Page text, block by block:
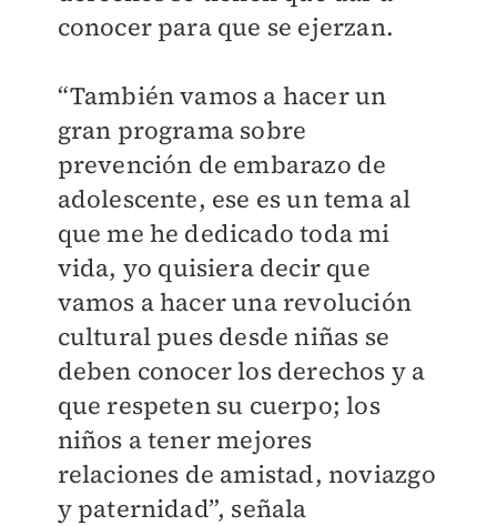
conocer para que se ejerzan.
“También vamos a hacer un
gran programa sobre
prevención de embarazo de
adolescente, ese es un tema al
que me he dedicado toda mi
vida, yo quisiera decir que
vamos a hacer una revolución
cultural pues desde niñas se
deben conocer los derechos y a
que respeten su cuerpo; los
niños a tener mejores
relaciones de amistad, noviazgo
y paternidad”, señala